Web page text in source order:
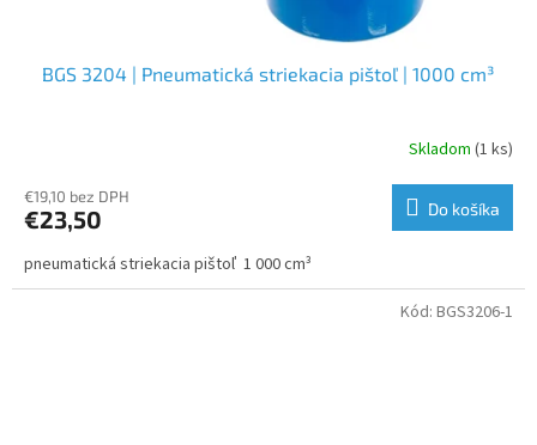
BGS 3204 | Pneumatická striekacia pištoľ | 1000 cm³
Skladom (1 ks)
€19,10 bez DPH
€23,50 Do košíka
pneumatická striekacia pištoľ 1 000 cm³
Kód: BGS3206-1